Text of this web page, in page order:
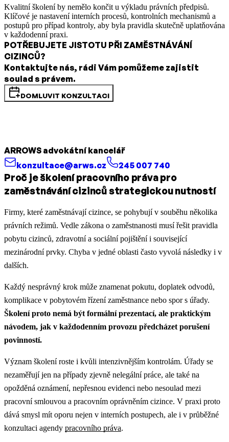
Kvalitní školení by nemělo končit u výkladu právních předpisů.
Klíčové je nastavení interních procesů, kontrolních mechanismů a
postupů pro případ kontroly, aby byla pravidla skutečně uplatňována
v každodenní praxi.
POTŘEBUJETE JISTOTU PŘI ZAMĚSTNÁVÁNÍ
CIZINCŮ?
Kontaktujte nás, rádi Vám pomůžeme zajistit
soulad s právem.
DOMLUVIT KONZULTACI
ARROWS advokátní kancelář
konzultace@arws.cz
245 007 740
Proč je školení pracovního práva pro
zaměstnávání cizinců strategickou nutností
Firmy, které zaměstnávají cizince, se pohybují v souběhu několika
právních režimů. Vedle zákona o zaměstnanosti musí řešit pravidla
pobytu cizinců, zdravotní a sociální pojištění i související
mezinárodní prvky. Chyba v jedné oblasti často vyvolá následky i v
dalších.
Každý nesprávný krok může znamenat pokutu, doplatek odvodů,
komplikace v pobytovém řízení zaměstnance nebo spor s úřady.
Školení proto nemá být formální prezentací, ale praktickým
návodem, jak v každodenním provozu předcházet porušení
povinností.
Význam školení roste i kvůli intenzivnějším kontrolám. Úřady se
nezaměřují jen na případy zjevně nelegální práce, ale také na
opožděná oznámení, nepřesnou evidenci nebo nesoulad mezi
pracovní smlouvou a pracovním oprávněním cizince. V praxi proto
dává smysl mít oporu nejen v interních postupech, ale i v průběžné
konzultaci agendy pracovního práva.